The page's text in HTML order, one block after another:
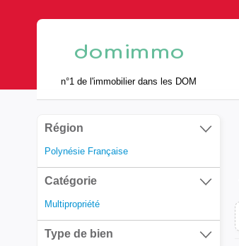
n°1 de l'immobilier dans les DOM
Région
Polynésie Française
Catégorie
Multipropriété
Type de bien